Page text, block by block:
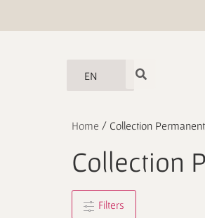
EN
Home / Collection
Collection
Filters